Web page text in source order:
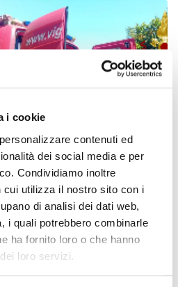
i cookie
contenuti ed
dei social media e per
Condividiamo inoltre
cui utilizza il nostro sito con i
di analisi dei dati web,
i quali potrebbero combinarle
ha fornito loro o che hanno
loro servizi.
- Trovato
una notte di ricerche